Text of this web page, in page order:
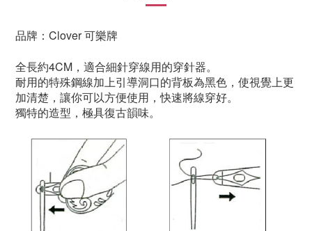
品牌：Clover 可樂牌
全長約4CM，適合細針穿線用的穿針器。
耐用的特殊鋼線加上引導洞口的背板為黑色，使視覺上更
加清楚，讓你可以方便使用，快速將線穿好。
獨特的造型，極具復古韻味。